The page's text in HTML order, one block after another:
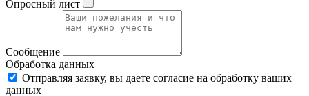
Опросный лист
Сообщение
Обработка данных
Отправляя заявку, вы даете согласие на обработку ваших
данных